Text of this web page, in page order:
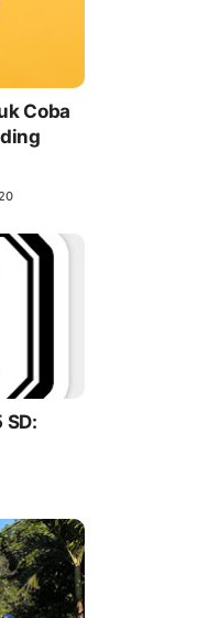
Coba
SD: